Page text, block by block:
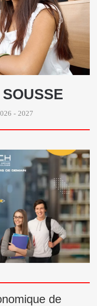
- 2027
de